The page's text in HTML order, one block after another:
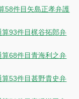
58件目矢島正孝弁護
算93件目梶谷拓郎弁
算68件目青海利之弁
算53件目甚野貴史弁